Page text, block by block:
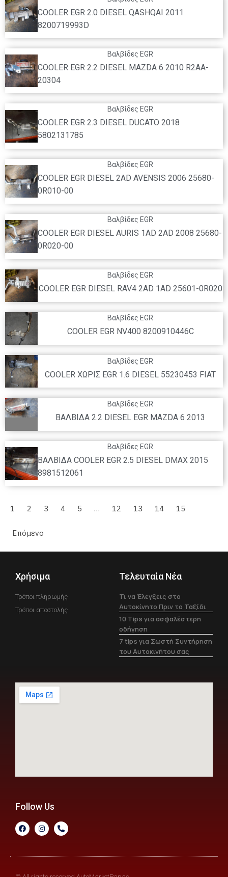
COOLER EGR 2.0 DIESEL QASHQAI 2011
8200719993D
Βαλβίδες EGR
COOLER EGR 2.2 DIESEL MAZDA 6 2010 R2AA-
20304
Βαλβίδες EGR
COOLER EGR 2.3 DIESEL DUCATO 2018
5802131785
Βαλβίδες EGR
COOLER EGR DIESEL 2AD AVENSIS 2006 25680-
0R010-00
Βαλβίδες EGR
COOLER EGR DIESEL AURIS 1AD 2AD 2008 25680-
0R020-00
Βαλβίδες EGR
COOLER EGR DIESEL RAV4 2AD 1AD 25601-0R020
Βαλβίδες EGR
COOLER EGR NV400 8200910446C
Βαλβίδες EGR
COOLER ΧΩΡΙΣ EGR 1.6 DIESEL 55230453 FIAT
Βαλβίδες EGR
ΒΑΛΒΙΔΑ 2.2 DIESEL EGR MAZDA 6 2013
Βαλβίδες EGR
ΒΑΛΒΙΔΑ COOLER EGR 2.5 DIESEL DMAX 2015
8981512061
1 2 3 4 5 … 12 13 14 15
Επόμενο
Χρήσιμα
Τρόποι πληρωμής
Τρόποι αποστολής
Τελευταία Νέα
Τι να Έλεγξεις στο
Αυτοκίνητο Πριν το Ταξίδι
10 Tips για ασφαλέστερη
οδήγηση
7 tips για Σωστή Συντήρηση
του Αυτοκινήτου σας
Follow Us